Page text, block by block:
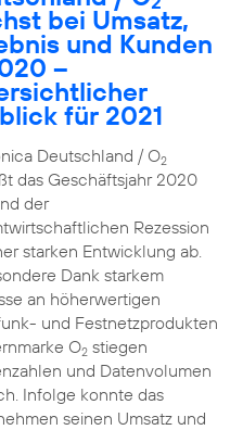
bei Umsatz,
und Kunden
–
für 2021
Deutschland / O2
das Geschäftsjahr 2020
der
Rezession
starken Entwicklung ab.
Dank starkem
an höherwertigen
und Festnetzprodukten
O2stiegen
und Datenvolumen
Infolge konnte das
seinen Umsatz und